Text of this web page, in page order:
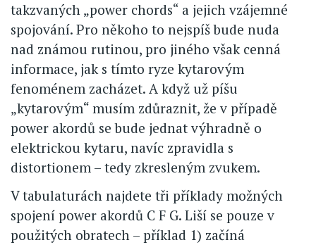
takzvaných „power chords“ a jejich vzájemné
spojování. Pro někoho to nejspíš bude nuda
nad známou rutinou, pro jiného však cenná
informace, jak s tímto ryze kytarovým
fenoménem zacházet. A když už píšu
„kytarovým“ musím zdůraznit, že v případě
power akordů se bude jednat výhradně o
elektrickou kytaru, navíc zpravidla s
distortionem – tedy zkresleným zvukem.
V tabulaturách najdete tři příklady možných
spojení power akordů C F G. Liší se pouze v
použitých obratech – příklad 1) začíná